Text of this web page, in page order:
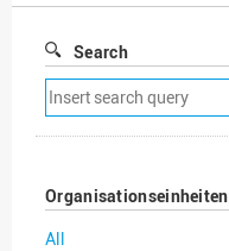
Search
Remove
search
filter
Organisationseinheiten
All